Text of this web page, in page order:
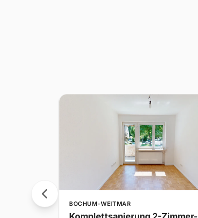
BOCHUM-WEITMAR